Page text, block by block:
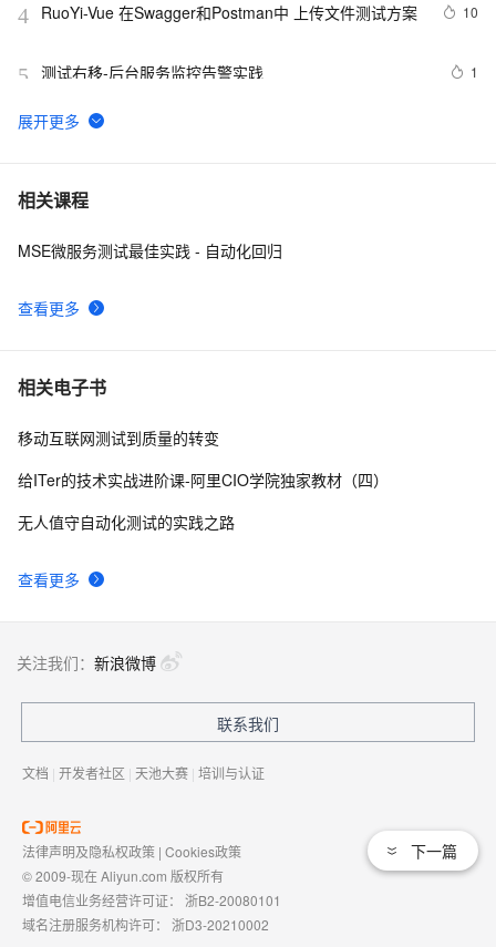
4 RuoYi-Vue 在Swagger和Postman中 上传文件测试方案 10
5 测试右移-后台服务监控告警实践 1
6 征文分享｜OceanBase 3.1.2 数据库性能测试探索
7 【实测】django测试平台的各种权限管理设计解决方案！
8 2022渗透测试-反弹shell的详细讲解
9 Matlab+Qt开发笔记（一）：matlab搭建Qt开发matlib环
10
相关课程
查看更多
MSE微服务测试最佳实践 - 自动化回归
相关电子书
查看更多
移动互联网测试到质量的转变
给ITer的技术实战进阶课-阿里CIO学院独家教材（四）
无人值守自动化测试的实践之路
下一篇
关注我们： 新浪微博
联系我们
文档 | 开发者社区 | 天池大赛 | 培训与认证
法律声明及隐私权政策 | Cookies政策
© 2009-现在 Aliyun.com 版权所有
增值电信业务经营许可证： 浙B2-20080101
域名注册服务机构许可： 浙D3-20210002